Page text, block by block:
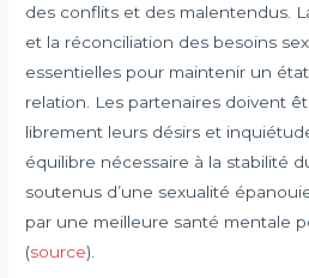
des conflits et des malentendus.
et la réconciliation des besoins
essentielles pour maintenir un
relation. Les partenaires doivent
librement leurs désirs et
équilibre nécessaire à la stabilité
soutenus d’une sexualité
par une meilleure santé mentale
(source).